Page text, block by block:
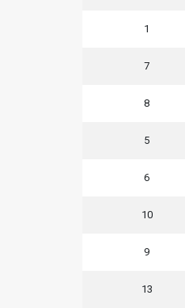
1
7
8
5
6
10
9
13